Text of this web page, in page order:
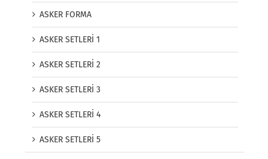
ASKER FORMA
ASKER SETLERİ 1
ASKER SETLERİ 2
ASKER SETLERİ 3
ASKER SETLERİ 4
ASKER SETLERİ 5